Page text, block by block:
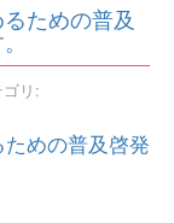
ための普及
ゴリ:
めの普及啓発